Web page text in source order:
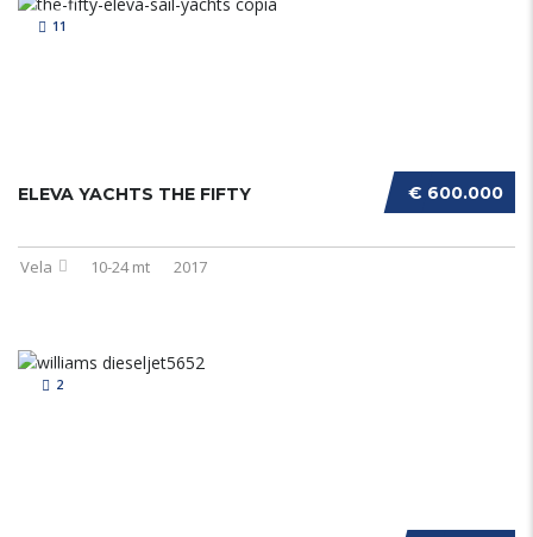
11
€ 600.000
ELEVA YACHTS THE FIFTY
Vela 10-24 mt 2017
2